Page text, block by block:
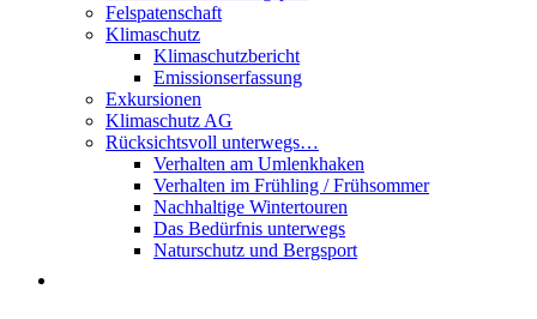
Felspatenschaft
Klimaschutz
Klimaschutzbericht
Emissionserfassung
Exkursionen
Klimaschutz AG
Rücksichtsvoll unterwegs…
Verhalten am Umlenkhaken
Verhalten im Frühling / Frühsommer
Nachhaltige Wintertouren
Das Bedürfnis unterwegs
Naturschutz und Bergsport